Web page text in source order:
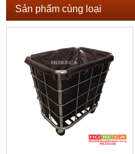
Sản phẩm cùng loại